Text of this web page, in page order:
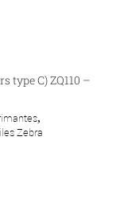
type C) ZQ110 –
,
Zebra